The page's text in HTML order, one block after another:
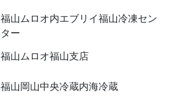
福山ムロオ内エブリイ福山冷凍セン
ター
福山ムロオ福山支店
福山岡山中央冷蔵内海冷蔵